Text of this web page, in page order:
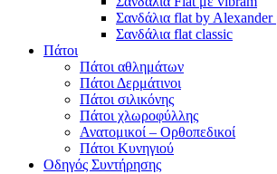
Σανδάλια flat by
Σανδάλια flat classic
Πάτοι
Πάτοι αθλημάτων
Πάτοι Δερμάτινοι
Πάτοι σιλικόνης
Πάτοι χλωροφύλλης
Ανατομικοί – Ορθοπεδικοί
Πάτοι Κυνηγιού
Οδηγός Συντήρησης